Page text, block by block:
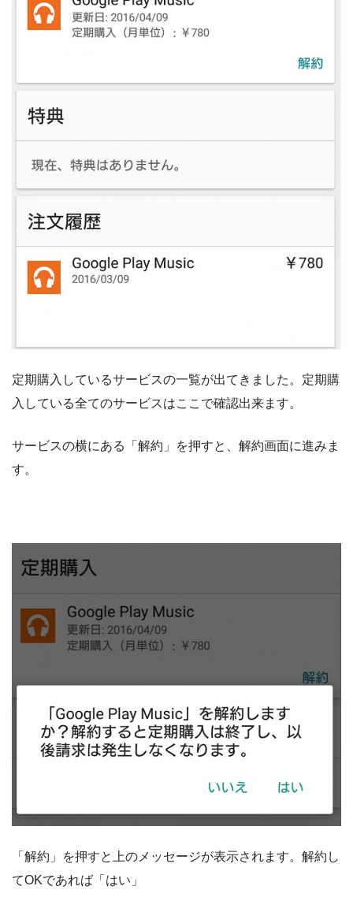
定期購入しているサービスの一覧が出てきました。定期購
入している全てのサービスはここで確認出来ます。
サービスの横にある「解約」を押すと、解約画面に進みま
す。
「解約」を押すと上のメッセージが表示されます。解約し
てOKであれば「はい」